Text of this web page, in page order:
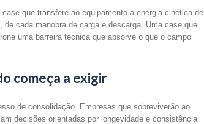
que transfere ao equipamento a energia cinética de
cada manobra de carga e descarga. Uma case que
uma barreira técnica que absorve o que o campo
começa a exigir
de consolidação. Empresas que sobreviverão ao
decisões orientadas por longevidade e consistência